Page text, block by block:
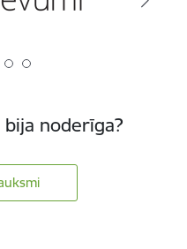
noderīga?